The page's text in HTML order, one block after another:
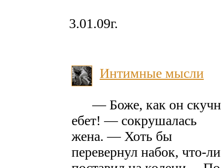
3.01.09г.
Интимные мысли
— Боже, как он
ебет! — сокрушалась
жена. — Хоть бы
перевернул набок, что-